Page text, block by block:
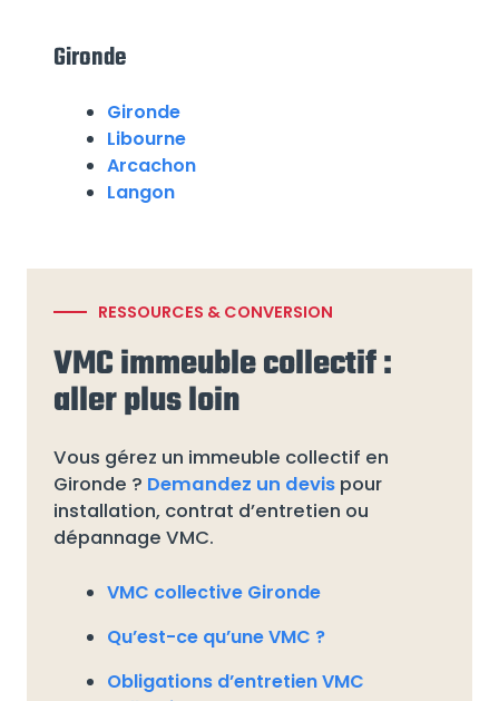
Gironde
Gironde
Libourne
Arcachon
Langon
RESSOURCES & CONVERSION
VMC immeuble collectif :
aller plus loin
Vous gérez un immeuble collectif en
Gironde ? Demandez un devis pour
installation, contrat d’entretien ou
dépannage VMC.
VMC collective Gironde
Qu’est-ce qu’une VMC ?
Obligations d’entretien VMC